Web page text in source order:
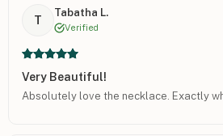
T
Tabatha L.
Verified
Very Beautiful!
Absolutely love the necklace. Exactly